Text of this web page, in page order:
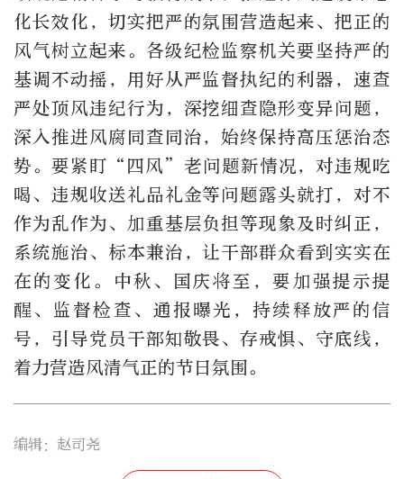
化长效化，切实把严的氛围营造起来、把正的
风气树立起来。各级纪检监察机关要坚持严的
基调不动摇，用好从严监督执纪的利器，速查
严处顶风违纪行为，深挖细查隐形变异问题，
深入推进风腐同查同治，始终保持高压惩治态
势。要紧盯“四风”老问题新情况，对违规吃
喝、违规收送礼品礼金等问题露头就打，对不
作为乱作为、加重基层负担等现象及时纠正，
系统施治、标本兼治，让干部群众看到实实在
在的变化。中秋、国庆将至，要加强提示提
醒、监督检查、通报曝光，持续释放严的信
号，引导党员干部知敬畏、存戒惧、守底线，
着力营造风清气正的节日氛围。
编辑：赵司尧